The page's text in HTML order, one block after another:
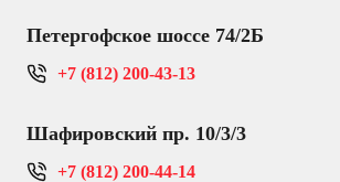
Петергофское шоссе 74/2Б
+7 (812) 200-43-13
Шафировский пр. 10/3/3
+7 (812) 200-44-14